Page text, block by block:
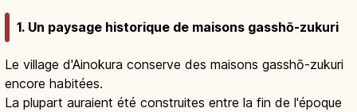
1. Un paysage historique de maisons gasshō-zukuri
Le village d'Ainokura conserve des maisons gasshō-zukuri
encore habitées.
La plupart auraient été construites entre la fin de l'époque